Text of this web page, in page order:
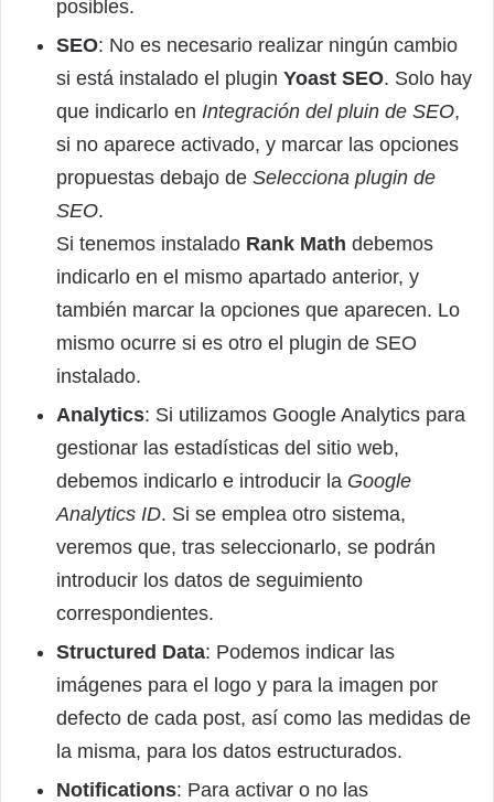
posibles.
SEO: No es necesario realizar ningún cambio
si está instalado el plugin Yoast SEO. Solo hay
que indicarlo en Integración del pluin de SEO,
si no aparece activado, y marcar las opciones
propuestas debajo de Selecciona plugin de
SEO.
Si tenemos instalado Rank Math debemos
indicarlo en el mismo apartado anterior, y
también marcar la opciones que aparecen. Lo
mismo ocurre si es otro el plugin de SEO
instalado.
Analytics: Si utilizamos Google Analytics para
gestionar las estadísticas del sitio web,
debemos indicarlo e introducir la Google
Analytics ID. Si se emplea otro sistema,
veremos que, tras seleccionarlo, se podrán
introducir los datos de seguimiento
correspondientes.
Structured Data: Podemos indicar las
imágenes para el logo y para la imagen por
defecto de cada post, así como las medidas de
la misma, para los datos estructurados.
Notifications: Para activar o no las